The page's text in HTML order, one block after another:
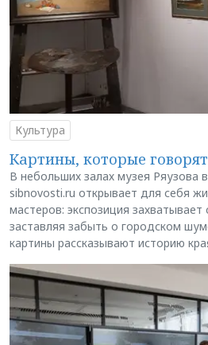
Культура
Картины, которые
В небольших залах музея Ряузова
sibnovosti.ru открывает для себя
мастеров: экспозиция захватывает
заставляя забыть о городском
картины рассказывают историю